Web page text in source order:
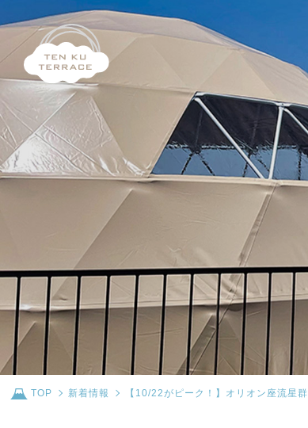
TOP 新着情報 【10/22がピーク！】オリオン座流星群